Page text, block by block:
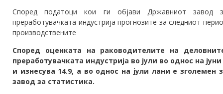
Според податоци кои ги објави Државниот завод
преработувачката индустрија прогнозите за следниот
производствените
Според оценката на раководителите на
преработувачката индустрија во јули во однос на
и изнесува 14.9, а во однос на јули лани е
завод за статистика.